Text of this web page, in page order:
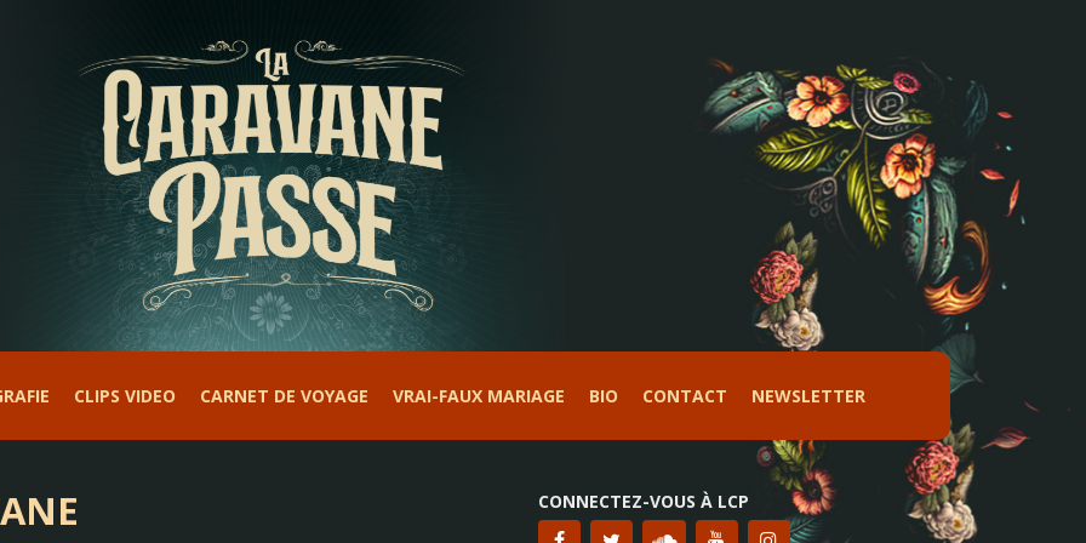
CLIPS VIDEO CARNET DE VOYAGE VRAI-FAUX MARIAGE BIO CONTACT NEWSLETTER
CONNECTEZ-VOUS À LCP